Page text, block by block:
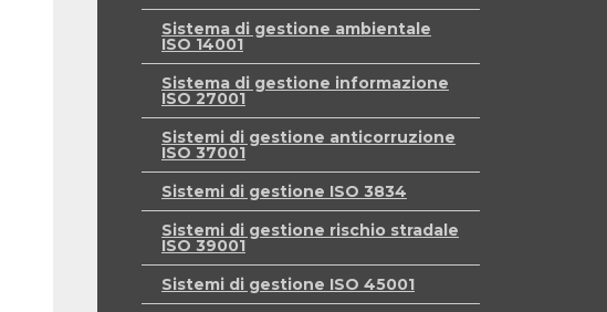
Sistema di gestione ambientale
ISO 14001
Sistema di gestione informazione
ISO 27001
Sistemi di gestione anticorruzione
ISO 37001
Sistemi di gestione ISO 3834
Sistemi di gestione rischio stradale
ISO 39001
Sistemi di gestione ISO 45001